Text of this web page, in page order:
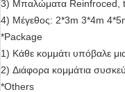
3) Μπαλώματα Reinfroced,
4) Μέγεθος: 2*3m 3*4m
*Package
1) Κάθε κομμάτι υπόβαλε
2) Διάφορα κομμάτια
*Others